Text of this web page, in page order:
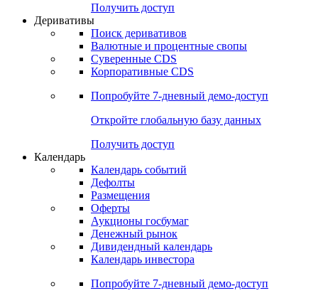
Получить доступ
Деривативы
Поиск деривативов
Валютные и процентные свопы
Суверенные CDS
Корпоративные CDS
Попробуйте 7-дневный демо-доступ
Откройте глобальную базу данных
Получить доступ
Календарь
Календарь событий
Дефолты
Размещения
Оферты
Аукционы госбумаг
Денежный рынок
Дивидендный календарь
Календарь инвестора
Попробуйте 7-дневный демо-доступ